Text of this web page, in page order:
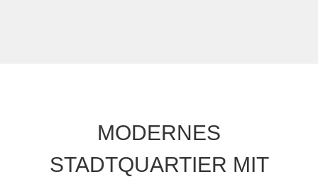
MODERNES
STADTQUARTIER MIT